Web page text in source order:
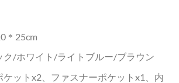
＊25cm
ク/ホワイト/ライトブルー/ブラウン
ケットx2、ファスナーポケットx1、内